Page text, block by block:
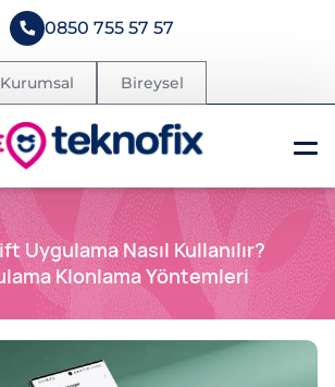
0850 755 57 57
Kurumsal Bireysel
Uygulama Nasıl Kullanılır?
Klonlama Yöntemleri